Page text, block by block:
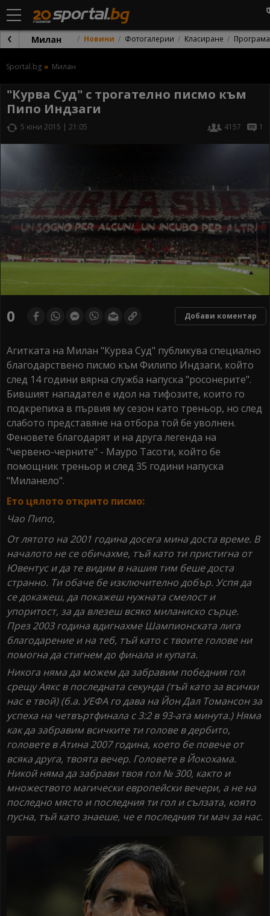
Милан Новини Фотогалерии Класиране Програма
Sportal.bg Милан
"Курва Суд" с трогателно писмо към
Пипо Индзаги
5 юни 2015 | 21:05 4157 1
0 Добави коментар
Агитката на Милан "Курва Суд" публикува специално
благодарствено писмо към Филипо Индзаги, който
след 14 години вярна служба напуска "росонерите".
Бившият нападател е идол на тифозите, които го
подкрепиха в първия му сезон като треньор, но след
слабото представяне на отбора той бе уволнен.
Феновете благодарят и на друга легенда на
"червено-черните" - Мауро Тасоти, който бе
помощник треньор и след 35 години напуска
"Миланело".
Ето цялото открито писмо:
Чао Пипо,
От лятото на 2001 година досега мина доста време. В
началото не се обичахме, тъй като ти пристигна от
Ювентус и да те видим в нашия тим беше доста
странно. Ти обаче бе изключително добър. Успя да
се докажеш, да покажеш нужната смелост и
упоритост, за да влезеш всяко миланиско сърце.
През 2003 година вдигнахме Шампионската лига
благодарение и на теб, тъй като с твоите голове ни
помогна да стигнем до финала и купата.
Никога няма да можем да забравим победния гол
срещу Аякс в последната секунда (тъй като за всички
нас е твой) (б.а. УЕФА го дава на Йон Дал Томансон за
успеха на четвъртфинала с 3:2 в 93-ата минута.) Няма
как да забравим всичките ти голове в дербито,
головете в Атина 2007 година, което бе повече от
всяка друга, твоята вечер. Головете в Йокохама.
Никой няма да забрави твоя гол № 300, както и
множеството магически европейски вечери, а не на
последно място и последния ти гол и сълзата, която
пусна, тъй като знаеше, че е последния ти мач за нас.